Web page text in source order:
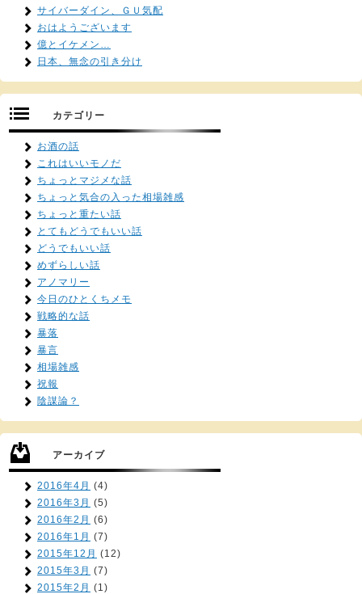
サイバーダイン、ＧＵ気配
おはようございます
億とイケメン…
日本、無念の引き分け
カテゴリー
お酒の話
これはいいモノだ
ちょっとマジメな話
ちょっと気合の入った相場雑感
ちょっと重たい話
とてもどうでもいい話
どうでもいい話
めずらしい話
アノマリー
今日のひとくちメモ
戦略的な話
暴落
暴言
相場雑感
祝報
陰謀論？
アーカイブ
2016年4月 (4)
2016年3月 (5)
2016年2月 (6)
2016年1月 (7)
2015年12月 (12)
2015年3月 (7)
2015年2月 (1)